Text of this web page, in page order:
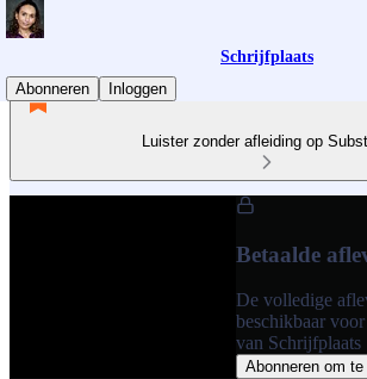
Schrijfplaats
Abonneren
Inloggen
Luister zonder afleiding op
Betaalde
De volledige
beschikbaar
van Schrijfplaats
Abonneren om